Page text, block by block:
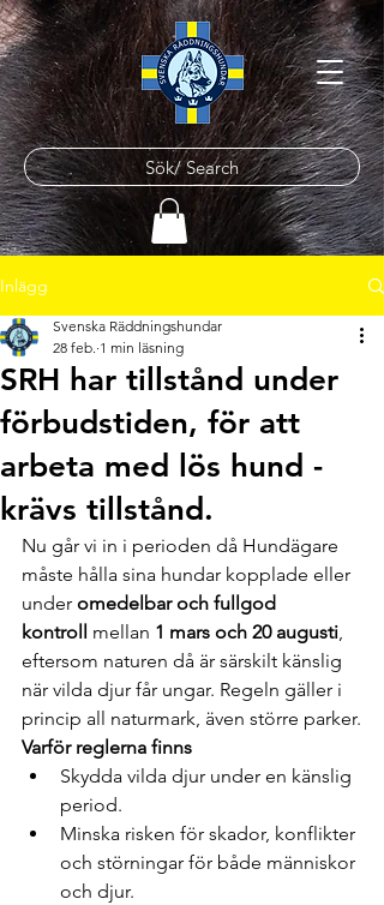
Sök/ Search
Inlägg
SRH har tillstånd under
förbudstiden, för att
arbeta med lös hund -
krävs tillstånd.
Svenska Räddningshundar
28 feb. 1 min läsning
Nu går vi in i perioden då Hundägare
måste hålla sina hundar kopplade eller
under omedelbar och fullgod
kontroll
mellan 1 mars och 20 augusti,
eftersom naturen då är särskilt känslig
när vilda djur får ungar. Regeln gäller i
princip all naturmark, även större parker.
Varför reglerna finns
Skydda vilda djur under en känslig
period.
Minska risken för skador, konflikter
och störningar för både människor
och djur.